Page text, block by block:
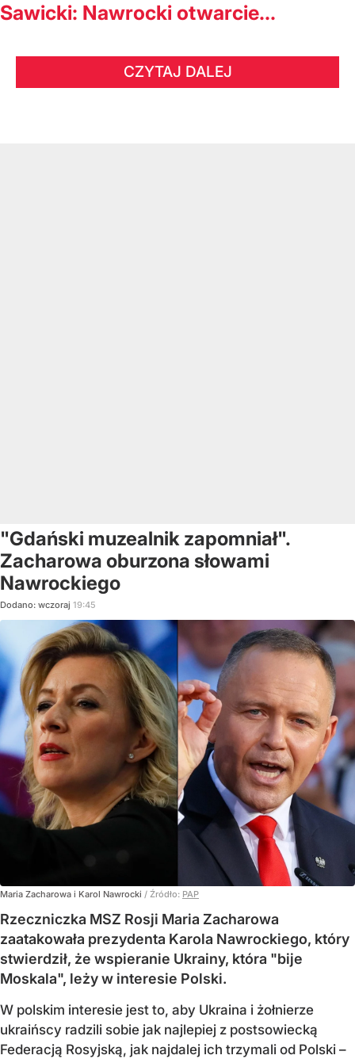
Sawicki: Nawrocki otwarcie...
CZYTAJ DALEJ
"Gdański muzealnik zapomniał".
Zacharowa oburzona słowami
Nawrockiego
Dodano: wczoraj 19:45
Maria Zacharowa i Karol Nawrocki / Źródło: PAP
Rzeczniczka MSZ Rosji Maria Zacharowa
zaatakowała prezydenta Karola Nawrockiego, który
stwierdził, że wspieranie Ukrainy, która "bije
Moskala", leży w interesie Polski.
W polskim interesie jest to, aby Ukraina i żołnierze
ukraińscy radzili sobie jak najlepiej z postsowiecką
Federacją Rosyjską, jak najdalej ich trzymali od Polski –